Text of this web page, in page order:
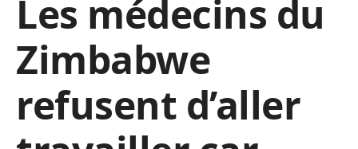
Les médecins du
Zimbabwe
refusent d’aller